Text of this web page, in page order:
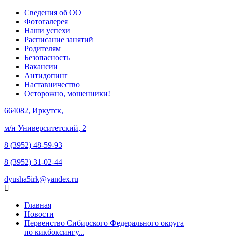
Сведения об ОО
Фотогалерея
Наши успехи
Расписание занятий
Родителям
Безопасность
Вакансии
Антидопинг
Наставничество
Осторожно, мошенники!
664082, Иркутск,
м/н Университетский, 2
8 (3952) 48-59-93
8 (3952) 31-02-44
dyusha5irk@yandex.ru
Главная
Новости
Первенство Сибирского Федерального округа
по кикбоксингу...